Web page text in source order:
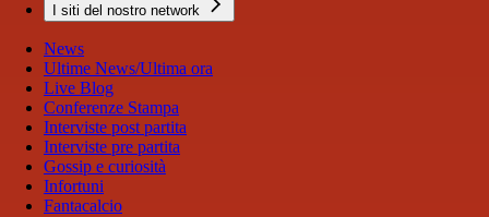
I siti del nostro network
News
Ultime News/Ultima ora
Live Blog
Conferenze Stampa
Interviste post partita
Interviste pre partita
Gossip e curiosità
Infortuni
Fantacalcio